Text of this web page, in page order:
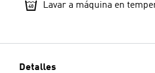
Lavar a máquina en
Detalles